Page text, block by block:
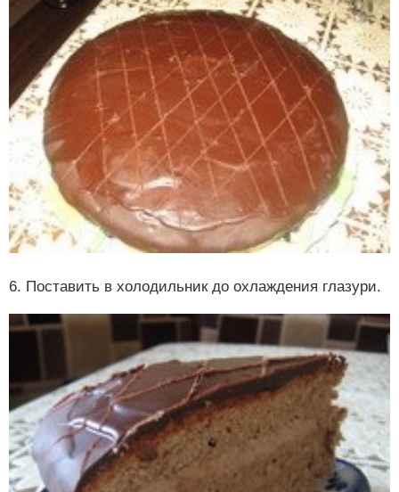
6. Поставить в холодильник до охлаждения глазури.